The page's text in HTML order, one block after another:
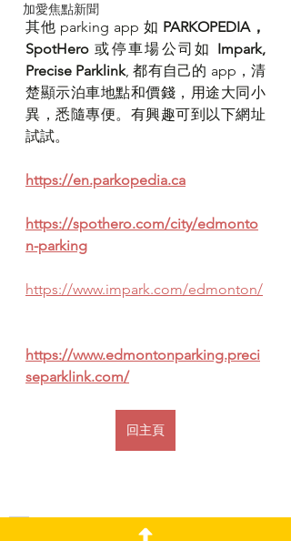
加愛焦點新聞
其他 parking app 如 PARKOPEDIA，
SpotHero 或停車場公司如 Impark,
Precise Parklink, 都有自己的 app，清
楚顯示泊車地點和價錢，用途大同小
異，悉隨專便。有興趣可到以下網址
試試。
https://en.parkopedia.ca
https://spothero.com/city/edmonto
n-parking
https://www.impark.com/edmonton/
https://www.edmontonparking.preci
separklink.com/
回主頁